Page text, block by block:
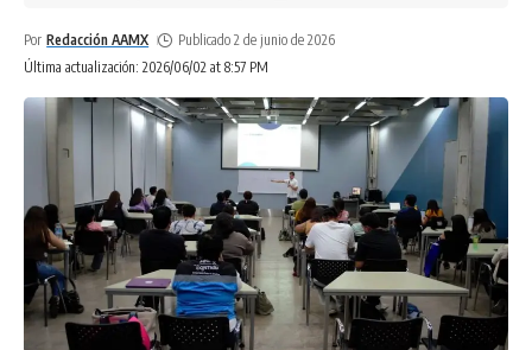
Última actualización: 2026/06/02 at 8:57 PM
Por Redacción AAMX Publicado 2 de junio de 2026